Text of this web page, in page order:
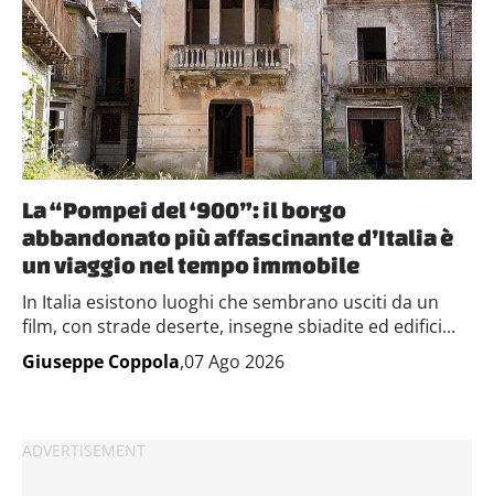
La “Pompei del ‘900”: il borgo
abbandonato più affascinante d’Italia è
un viaggio nel tempo immobile
In Italia esistono luoghi che sembrano usciti da un
film, con strade deserte, insegne sbiadite ed edifici...
Giuseppe Coppola,07 Ago 2026